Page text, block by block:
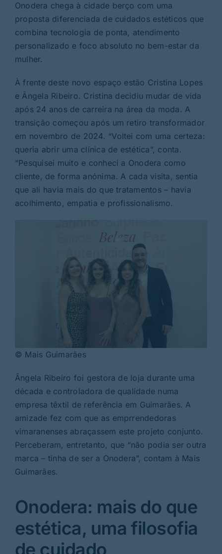
Onodera chega à cidade berço com uma
proposta diferenciada de cuidados estéticos que
combina tecnologia de ponta, atendimento
personalizado e foco absoluto no bem-estar da
mulher.
À frente deste novo espaço estão Cristina Lopes
e Ângela Ribeiro. Cristina decidiu mudar de vida
após 24 anos de carreira na área da moda. A
transição começou após um retiro transformador
em novembro de 2024. “Voltei com uma certeza:
queria abrir uma clínica de estética”, conta.
“Pesquisei muito e conheci a Onodera como
cliente, de forma anónima. A cada visita, sentia
que ali havia mais do que tratamentos – havia
acolhimento, empatia e profissionalismo.
© Mais Guimarães
Ângela Ribeiro foi gestora de loja durante uma
década e controladora de qualidade numa
empresa têxtil de referência em Guimarães. A
amizade fez com que as emprrendedoras
vimaranenses abraçassem este projeto conjunto.
Perceberam, entretanto, que “não podia ser outra
marca – tinha de ser a Onodera”, contam à Mais
Guimarães.
Onodera: mais do que
estética, uma filosofia